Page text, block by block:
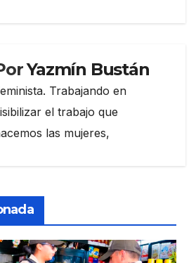
Yazmín Bustán
Trabajando en
el trabajo que
las mujeres,